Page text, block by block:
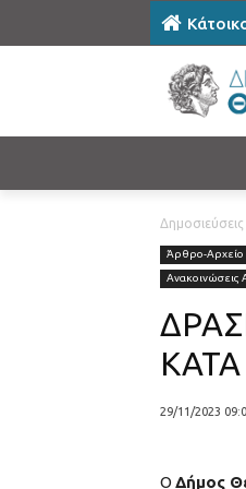
Δημοσιεύσεις
Άρθρο-Αρχείο
Ανακοινώσεις
29/11/2023
Ο Δήμος